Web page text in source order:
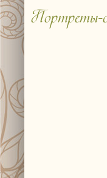
Портреты-